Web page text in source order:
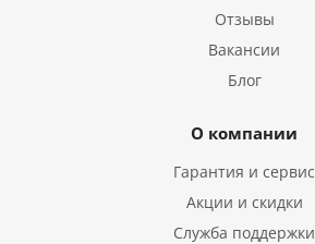
Отзывы
Вакансии
Блог
О компании
Гарантия и сервис
Акции и скидки
Служба поддержки